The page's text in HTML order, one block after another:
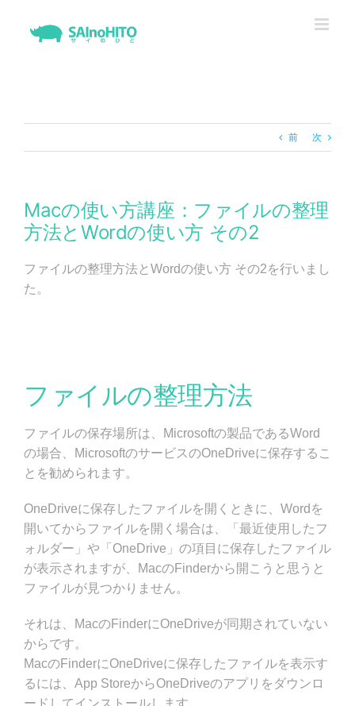
前 次
Macの使い方講座：ファイルの整理
方法とWordの使い方 その2
ファイルの整理方法とWordの使い方 その2を行いまし
た。
ファイルの整理方法
ファイルの保存場所は、Microsoftの製品であるWord
の場合、MicrosoftのサービスのOneDriveに保存するこ
とを勧められます。
OneDriveに保存したファイルを開くときに、Wordを
開いてからファイルを開く場合は、「最近使用したフ
ォルダー」や「OneDrive」の項目に保存したファイル
が表示されますが、MacのFinderから開こうと思うと
ファイルが見つかりません。
それは、MacのFinderにOneDriveが同期されていない
からです。
MacのFinderにOneDriveに保存したファイルを表示す
るには、App StoreからOneDriveのアプリをダウンロ
ードしてインストールします。